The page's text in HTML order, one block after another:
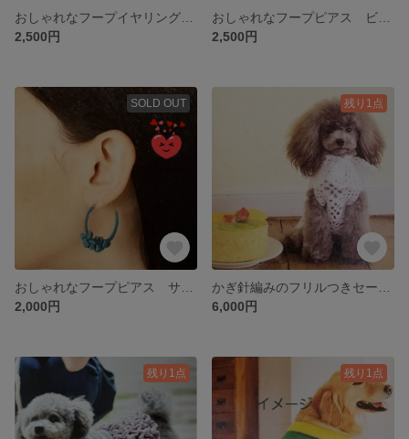
2,500円
2,500円
SOLD OUT
2,000円
残り1点
6,000円
残り1点 残り1点